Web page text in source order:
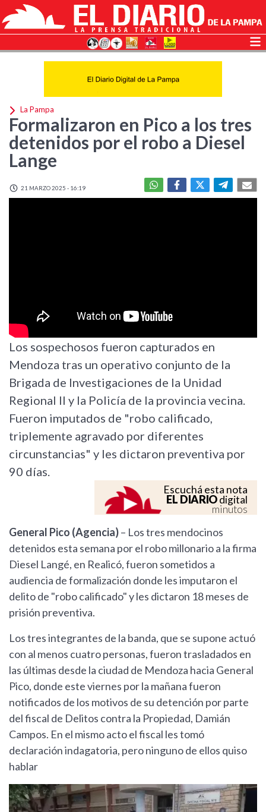
La Pampa
Formalizaron en Pico a los tres
detenidos por el robo a Diesel
Lange
21 MARZO 2025 - 16:19
Los sospechosos fueron capturados en
Mendoza tras un operativo conjunto de la
Brigada de Investigaciones de la Unidad
Regional II y la Policía de la provincia vecina.
Fueron imputados de "robo calificado,
triplemente agravado por diferentes
circunstancias" y les dictaron preventiva por
90 días.
Escuchá esta nota
EL DIARIOdigital
minutos
General Pico (Agencia)– Los tres mendocinos
detenidos esta semana por el robo millonario a la firma
Diesel Langé, en Realicó, fueron sometidos a
audiencia de formalización donde les imputaron el
delito de "robo calificado" y les dictaron 18 meses de
prisión preventiva.
Los tres integrantes de la banda, que se supone actuó
con al menos cuatro personas, fueron trasladados en
las últimas desde la ciudad de Mendoza hacia General
Pico, donde este viernes por la mañana fueron
notificados de los motivos de su detención por parte
del fiscal de Delitos contra la Propiedad, Damián
Campos. En el mismo acto el fiscal les tomó
declaración indagatoria, pero ninguno de ellos quiso
hablar